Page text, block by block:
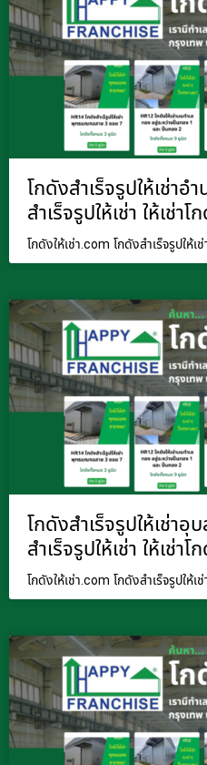
โกดังสำเร็จรูปให้เช่าอ
สำเร็จรูปให้เช่า ให้เช่า
โกดังให้เช่า.com โกดังสำเร็จรูปให้เช่
โกดังสำเร็จรูปให้เช่าอุ
สำเร็จรูปให้เช่า ให้เช่า
โกดังให้เช่า.com โกดังสำเร็จรูปให้เ